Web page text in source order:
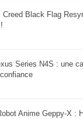
Creed Black Flag
Series N4S : une
Anime Geppy-X :